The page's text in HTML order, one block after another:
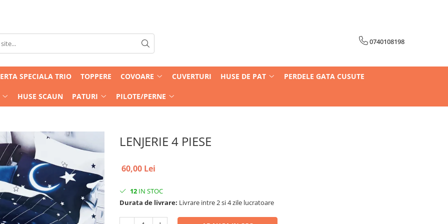
0740108198
SPECIALA TRIO TOPPERE COVOARE CUVERTURI HUSE DE PAT PERDELE GATA CUSUTE
HUSE SCAUN PATURI PILOTE/PERNE
LENJERIE 4 PIESE
60,00 Lei
12 IN STOC
Durata de livrare: Livrare intre 2 si 4 zile lucratoare